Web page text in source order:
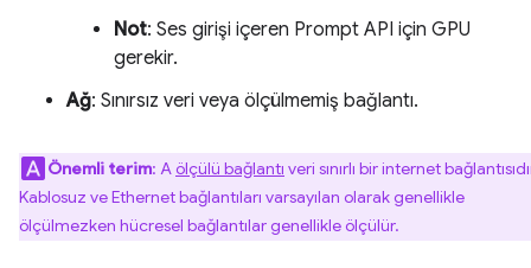
Not: Ses girişi içeren Prompt API için GPU
gerekir.
Ağ: Sınırsız veri veya ölçülmemiş bağlantı.
Önemli terim: Aölçülü bağlantı veri sınırlı bir internet
Kablosuz ve Ethernet bağlantıları varsayılan olarak genellikle
ölçülmezken hücresel bağlantılar genellikle ölçülür.